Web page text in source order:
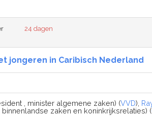
24 dagen
jongeren in Caribisch Nederland
, minister algemene zaken) (VVD),
zaken en koninkrijksrelaties) (